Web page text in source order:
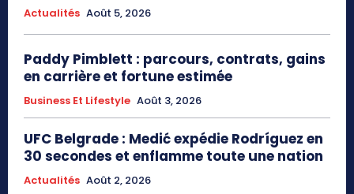
Actualités Août 5, 2026
Paddy Pimblett : parcours, contrats, gains
en carrière et fortune estimée
Business Et Lifestyle Août 3, 2026
UFC Belgrade : Medić expédie Rodríguez en
30 secondes et enflamme toute une nation
Actualités Août 2, 2026